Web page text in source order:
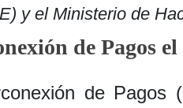
y el Ministerio de
de Pagos
de Pagos